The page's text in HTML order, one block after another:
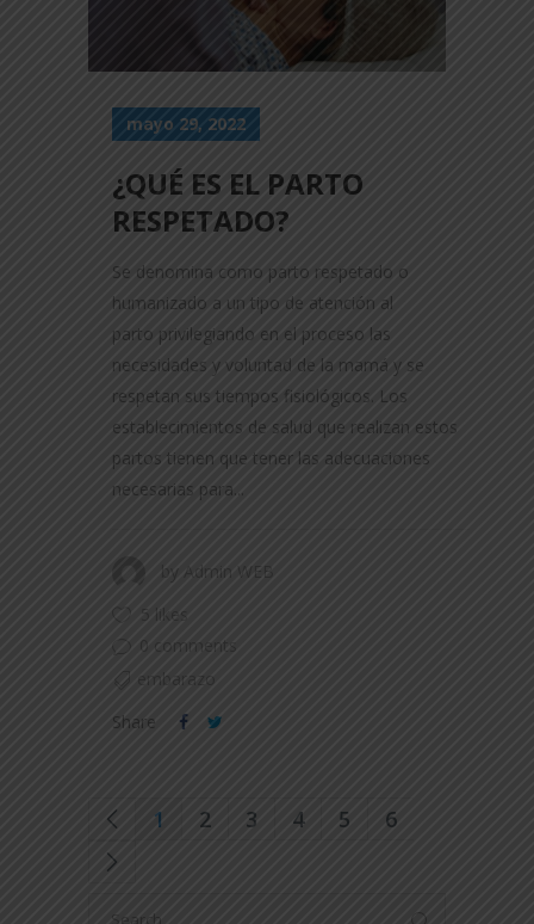
mayo 29, 2022
¿QUÉ ES EL PARTO
RESPETADO?
Se denomina como parto respetado o
humanizado a un tipo de atención al
parto privilegiando en el proceso las
necesidades y voluntad de la mamá y se
respetan sus tiempos fisiológicos. Los
establecimientos de salud que realizan estos
partos tienen que tener las adecuaciones
necesarias para...
by Admin WEB
5 likes
0 comments
embarazo
Share
1 2 3 4 5 6